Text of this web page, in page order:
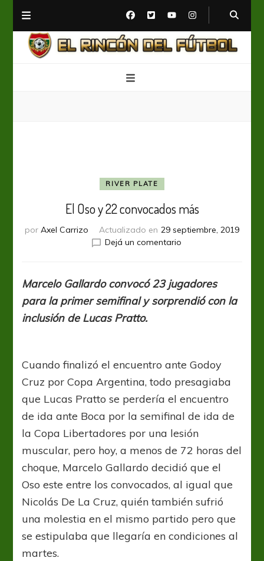
RIVER PLATE
El Oso y 22 convocados más
por Axel Carrizo Actualizado en 29 septiembre, 2019
Dejá un comentarioen
22
convocados
Marcelo Gallardo convocó 23 jugadores
para la primer semifinal y sorprendió con la
inclusión de Lucas Pratto.
Cuando finalizó el encuentro ante Godoy
Cruz por Copa Argentina, todo presagiaba
que Lucas Pratto se perdería el encuentro
de ida ante Boca por la semifinal de ida de
la Copa Libertadores por una lesión
muscular, pero hoy, a menos de 72 horas del
choque, Marcelo Gallardo decidió que el
Oso este entre los convocados, al igual que
Nicolás De La Cruz, quién también sufrió
una molestia en el mismo partido pero que
se estipulaba que llegaría en condiciones al
martes.